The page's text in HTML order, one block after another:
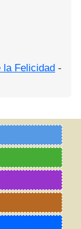
la Felicidad -